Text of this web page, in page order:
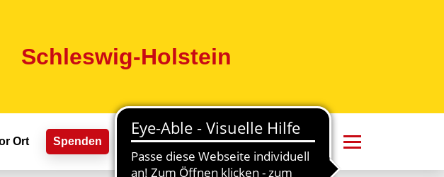
Schleswig-Holstein
Ort Spenden